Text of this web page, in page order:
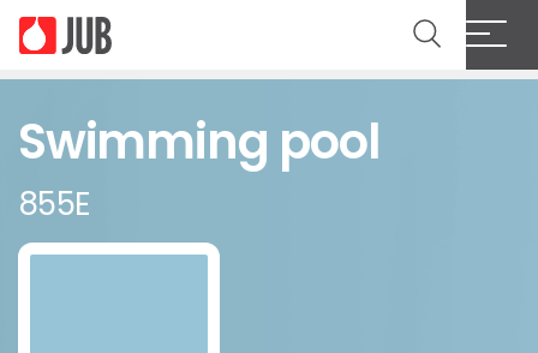
Swimming pool
855E